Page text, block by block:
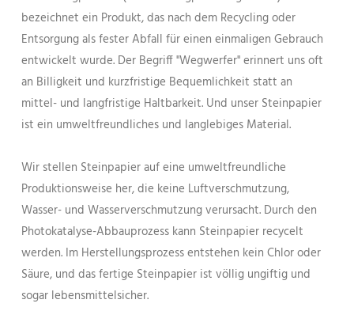
bezeichnet ein Produkt, das nach dem Recycling oder
Entsorgung als fester Abfall für einen einmaligen Gebrauch
entwickelt wurde. Der Begriff "Wegwerfer" erinnert uns oft
an Billigkeit und kurzfristige Bequemlichkeit statt an
mittel- und langfristige Haltbarkeit. Und unser Steinpapier
ist ein umweltfreundliches und langlebiges Material.
Wir stellen Steinpapier auf eine umweltfreundliche
Produktionsweise her, die keine Luftverschmutzung,
Wasser- und Wasserverschmutzung verursacht. Durch den
Photokatalyse-Abbauprozess kann Steinpapier recycelt
werden. Im Herstellungsprozess entstehen kein Chlor oder
Säure, und das fertige Steinpapier ist völlig ungiftig und
sogar lebensmittelsicher.